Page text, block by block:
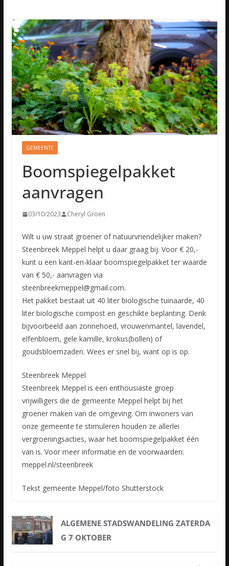
GEMEENTE
Boomspiegelpakket
aanvragen
03/10/2023 Cheryl Groen
Wilt u uw straat groener of natuurvriendelijker maken?
Steenbreek Meppel helpt u daar graag bij. Voor € 20,-
kunt u een kant-en-klaar boomspiegelpakket ter waarde
van € 50,- aanvragen via
steenbreekmeppel@gmail.com.
Het pakket bestaat uit 40 liter biologische tuinaarde, 40
liter biologische compost en geschikte beplanting. Denk
bijvoorbeeld aan zonnehoed, vrouwenmantel, lavendel,
elfenbloem, gele kamille, krokus(bollen) of
goudsbloemzaden. Wees er snel bij, want op is op.
Steenbreek Meppel
Steenbreek Meppel is een enthousiaste groep
vrijwilligers die de gemeente Meppel helpt bij het
groener maken van de omgeving. Om inwoners van
onze gemeente te stimuleren houden ze allerlei
vergroeningsacties, waar het boomspiegelpakket één
van is. Voor meer informatie en de voorwaarden:
meppel.nl/steenbreek
Tekst gemeente Meppel/foto Shutterstock
ALGEMENE STADSWANDELING ZATERDA
G 7 OKTOBER